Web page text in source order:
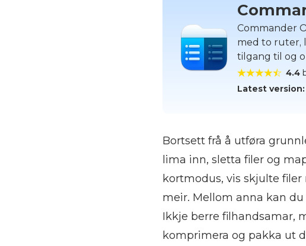
Commander
med to ruter,
tilgang til og
4.4
Latest version:
Bortsett frå å utføra
lima inn, sletta filer og
kortmodus, vis skjulte
meir. Mellom anna kan
Ikkje berre filhandsamar,
komprimera og pakka ut